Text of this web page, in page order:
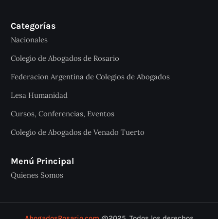
Categorías
Nacionales
Colegio de Abogados de Rosario
Federacion Argentina de Colegios de Abogados
Lesa Humanidad
Cursos, Conferencias, Eventos
Colegio de Abogados de Venado Tuerto
Menú Principal
Quienes Somos